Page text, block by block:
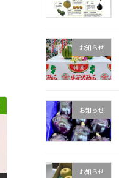
お知らせ
お知らせ
お知らせ